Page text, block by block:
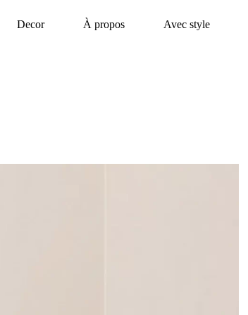
Decor À propos Avec style